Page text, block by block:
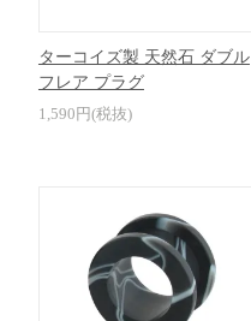
ターコイズ製 天然石 ダブル
フレア プラグ
1,590円(税抜)